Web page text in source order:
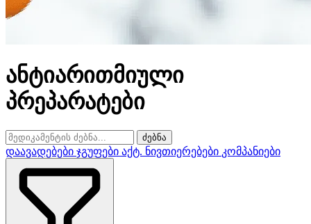
ანტიარითმიული
პრეპარატები
ძებნა
დაავადებები ჯგუფები აქტ. ნივთიერებები კომპანიები